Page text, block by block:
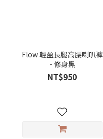
Flow 輕盈長腿高腰喇叭褲
- 修身黑
NT$950